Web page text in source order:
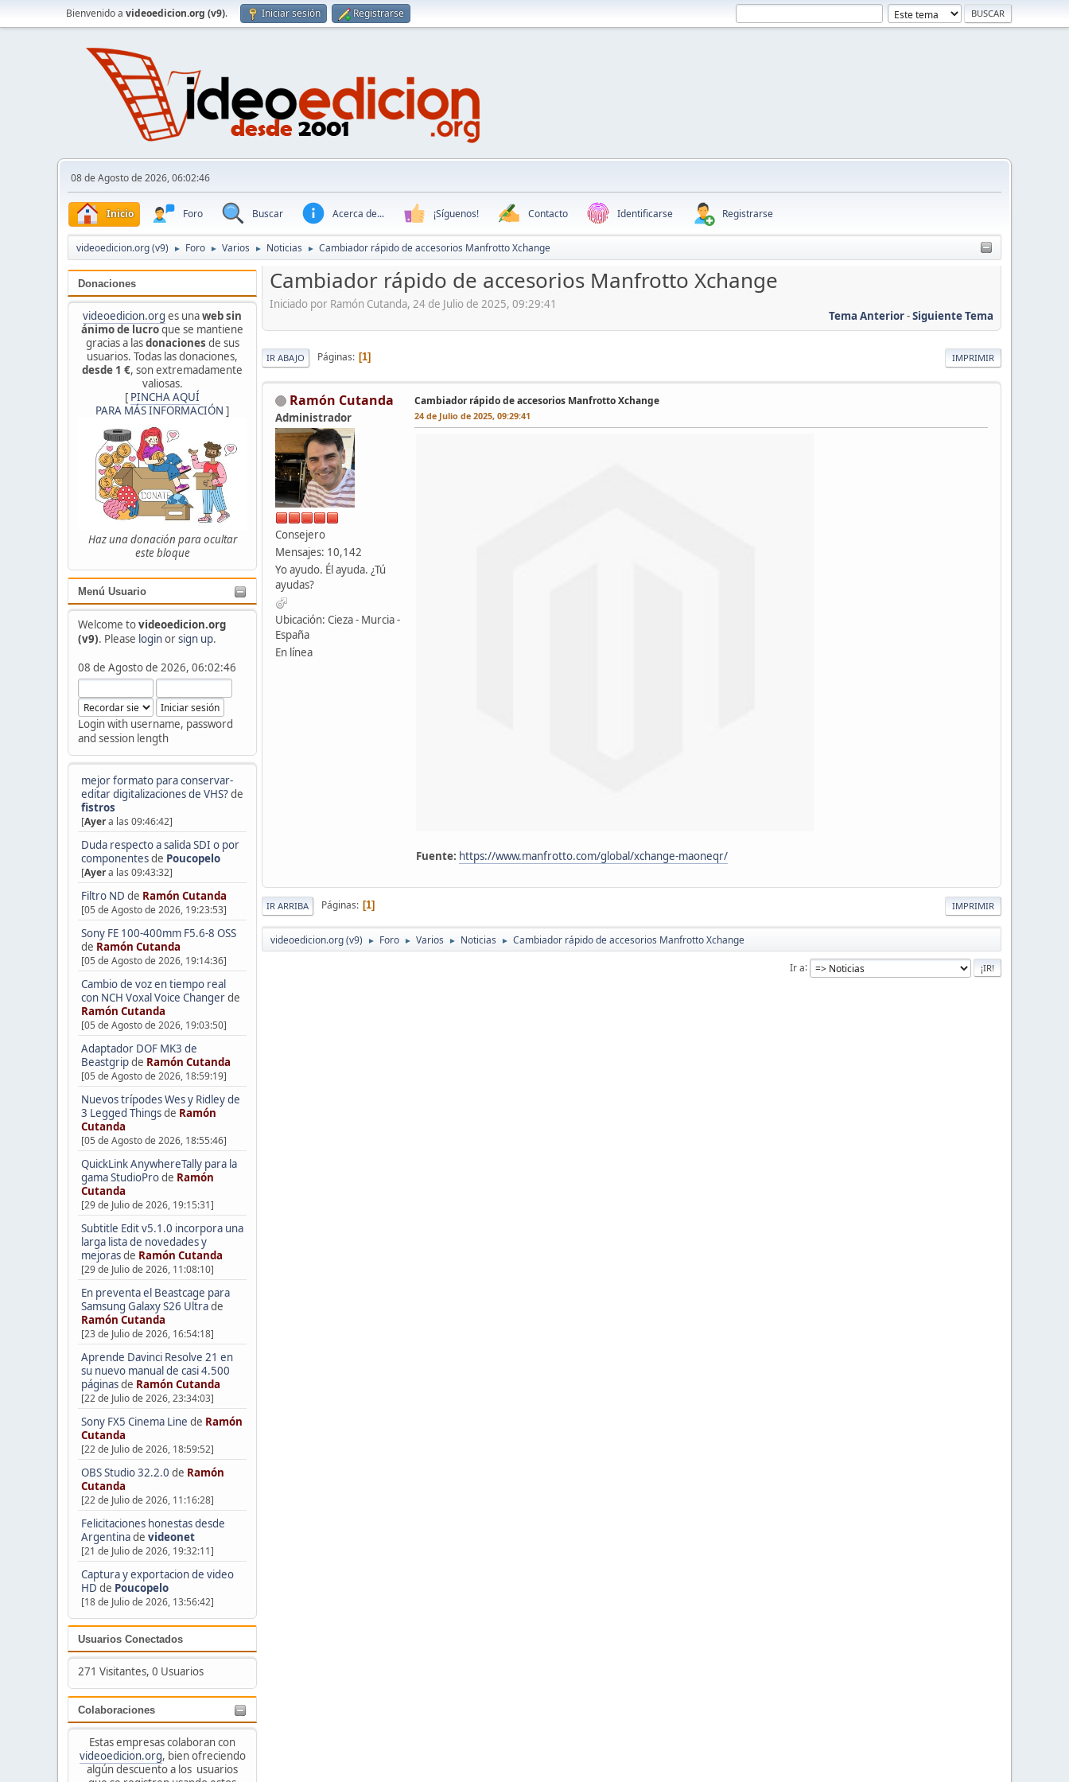
Bienvenido a videoedicion.org (v9). Iniciar sesión Registrarse
08 de Agosto de 2026, 06:02:46
Inicio Foro Buscar Acerca de... ¡Síguenos! Contacto Identificarse Registrarse
videoedicion.org (v9) ► Foro ► Varios ► Noticias ► Cambiador rápido de accesorios Manfrotto Xchange
Donaciones
videoedicion.org es unaweb sin
ánimo de lucroque se mantiene
gracias a lasdonaciones de sus
usuarios. Todas las donaciones,
desde 1 €, son extremadamente
valiosas.
[ PINCHA AQUÍ
PARA MÁS INFORMACIÓN ]
Haz una donación para ocultar
este bloque
Menú Usuario
Welcome tovideoedicion.org
(v9). Please loginorsign up.
08 de Agosto de 2026, 06:02:46
Login with username, password
and session length
mejor formato para conservar-
editar digitalizaciones de VHS?de
fistros
[Ayera las 09:46:42]
Duda respecto a salida SDI o por
componentesde Poucopelo
[Ayera las 09:43:32]
Filtro ND de Ramón Cutanda
[05 de Agosto de 2026, 19:23:53]
Sony FE 100-400mm F5.6-8 OSS
de Ramón Cutanda
[05 de Agosto de 2026, 19:14:36]
Cambio de voz en tiempo real
con NCH Voxal Voice Changerde
Ramón Cutanda
[05 de Agosto de 2026, 19:03:50]
Adaptador DOF MK3 de
Beastgripde Ramón Cutanda
[05 de Agosto de 2026, 18:59:19]
Nuevos trípodes Wes y Ridley de
3 Legged Thingsde Ramón
Cutanda
[05 de Agosto de 2026, 18:55:46]
QuickLink AnywhereTally para la
gama StudioProde Ramón
Cutanda
[29 de Julio de 2026, 19:15:31]
Subtitle Edit v5.1.0 incorpora una
larga lista de novedades y
mejorasde Ramón Cutanda
[29 de Julio de 2026, 11:08:10]
En preventa el Beastcage para
Samsung Galaxy S26 Ultrade
Ramón Cutanda
[23 de Julio de 2026, 16:54:18]
Aprende Davinci Resolve 21 en
su nuevo manual de casi 4.500
páginasde Ramón Cutanda
[22 de Julio de 2026, 23:34:03]
Sony FX5 Cinema Line de Ramón
Cutanda
[22 de Julio de 2026, 18:59:52]
OBS Studio 32.2.0 de Ramón
Cutanda
[22 de Julio de 2026, 11:16:28]
Felicitaciones honestas desde
Argentinade videonet
[21 de Julio de 2026, 19:32:11]
Captura y exportacion de video
HD de Poucopelo
[18 de Julio de 2026, 13:56:42]
Usuarios Conectados
271 Visitantes, 0 Usuarios
Colaboraciones
Estas empresas colaboran con
videoedicion.org, bien ofreciendo
algún descuento a los usuarios
Cambiador rápido de accesorios Manfrotto Xchange
Iniciado por Ramón Cutanda, 24 de Julio de 2025, 09:29:41
Tema Anterior-Siguiente Tema
IMPRIMIR
IR ABAJO Páginas 1
Ramón Cutanda
Administrador
Consejero
Mensajes: 10,142
Yo ayudo. Él ayuda. ¿Tú
ayudas?
Ubicación: Cieza - Murcia -
España
En línea
Cambiador rápido de accesorios Manfrotto Xchange
24 de Julio de 2025, 09:29:41
Fuente: https://www.manfrotto.com/global/xchange-maoneqr/
IMPRIMIR
IR ARRIBA Páginas 1
videoedicion.org (v9) ► Foro ► Varios ► Noticias ► Cambiador rápido de accesorios Manfrotto Xchange
Ir a